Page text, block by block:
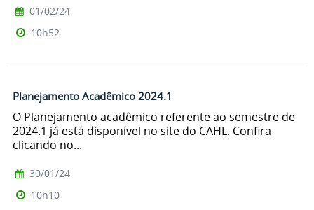
01/02/24
10h52
Planejamento Acadêmico 2024.1
O Planejamento acadêmico referente ao semestre de
2024.1 já está disponível no site do CAHL. Confira
clicando no...
30/01/24
10h10